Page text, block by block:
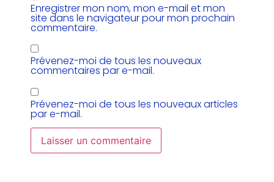
Enregistrer mon nom, mon e-mail et mon
site dans le navigateur pour mon prochain
commentaire.
Prévenez-moi de tous les nouveaux
commentaires par e-mail.
Prévenez-moi de tous les nouveaux articles
par e-mail.